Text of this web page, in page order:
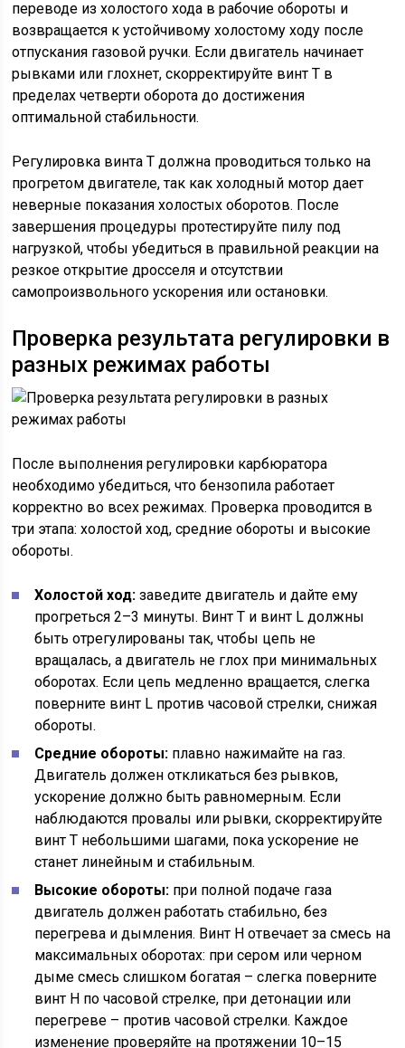
переводе из холостого хода в рабочие обороты и
возвращается к устойчивому холостому ходу после
отпускания газовой ручки. Если двигатель начинает
рывками или глохнет, скорректируйте винт T в
пределах четверти оборота до достижения
оптимальной стабильности.
Регулировка винта T должна проводиться только на
прогретом двигателе, так как холодный мотор дает
неверные показания холостых оборотов. После
завершения процедуры протестируйте пилу под
нагрузкой, чтобы убедиться в правильной реакции на
резкое открытие дросселя и отсутствии
самопроизвольного ускорения или остановки.
Проверка результата регулировки в
разных режимах работы
После выполнения регулировки карбюратора
необходимо убедиться, что бензопила работает
корректно во всех режимах. Проверка проводится в
три этапа: холостой ход, средние обороты и высокие
обороты.
Холостой ход: заведите двигатель и дайте ему
прогреться 2–3 минуты. Винт T и винт L должны
быть отрегулированы так, чтобы цепь не
вращалась, а двигатель не глох при минимальных
оборотах. Если цепь медленно вращается, слегка
поверните винт L против часовой стрелки, снижая
обороты.
Средние обороты: плавно нажимайте на газ.
Двигатель должен откликаться без рывков,
ускорение должно быть равномерным. Если
наблюдаются провалы или рывки, скорректируйте
винт T небольшими шагами, пока ускорение не
станет линейным и стабильным.
Высокие обороты: при полной подаче газа
двигатель должен работать стабильно, без
перегрева и дымления. Винт H отвечает за смесь на
максимальных оборотах: при сером или черном
дыме смесь слишком богатая – слегка поверните
винт H по часовой стрелке, при детонации или
перегреве – против часовой стрелки. Каждое
изменение проверяйте на протяжении 10–15